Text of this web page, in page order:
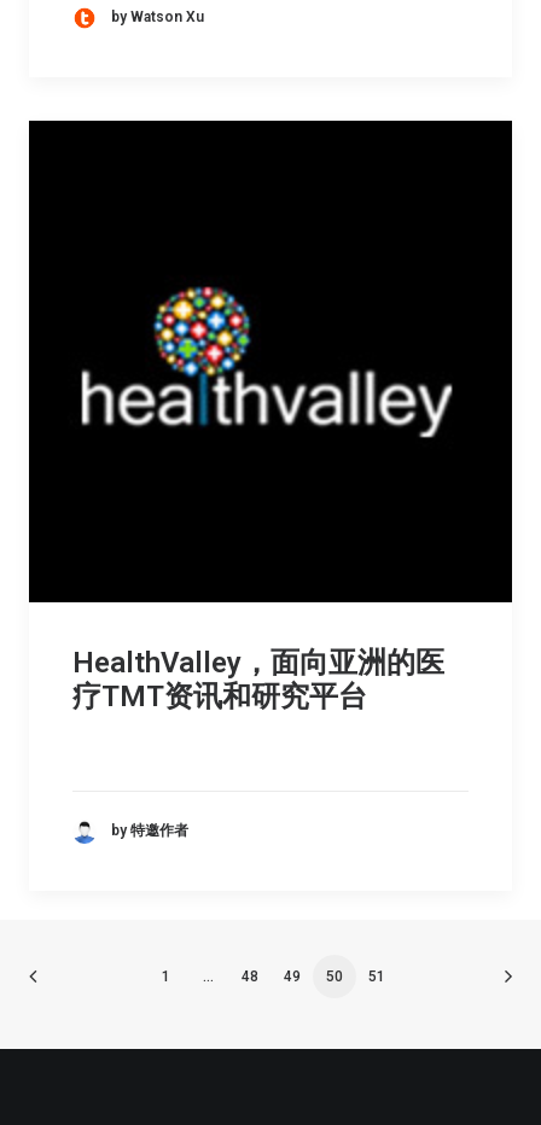
by Watson Xu
HealthValley，面向亚洲的医
疗TMT资讯和研究平台
by 特邀作者
1 … 48 49 50 51